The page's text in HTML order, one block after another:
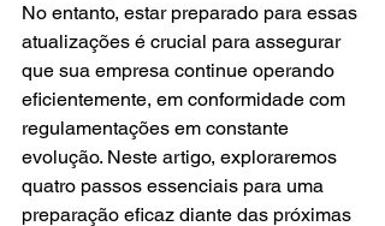
No entanto, estar preparado para essas
atualizações é crucial para assegurar
que sua empresa continue operando
eficientemente, em conformidade com
regulamentações em constante
evolução. Neste artigo, exploraremos
quatro passos essenciais para uma
preparação eficaz diante das próximas